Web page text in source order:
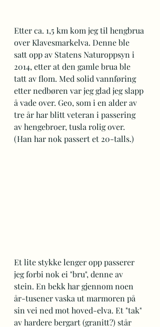
Etter ca. 1,5 km kom jeg til hengbrua
over Klavesmarkelva. Denne ble
satt opp av Statens Naturoppsyn i
2014, etter at den gamle brua ble
tatt av flom. Med solid vannføring
etter nedbøren var jeg glad jeg slapp
å vade over. Geo, som i en alder av
tre år har blitt veteran i passering
av hengebroer, tusla rolig over.
(Han har nok passert et 20-talls.)
Et lite stykke lenger opp passerer
jeg forbi nok ei "bru", denne av
stein. En bekk har gjennom noen
år-tusener vaska ut marmoren på
sin vei ned mot hoved-elva. Et "tak"
av hardere bergart (granitt?) står